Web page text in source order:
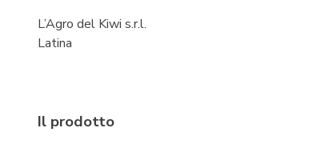
L’Agro del Kiwi s.r.l.
Latina
Il prodotto